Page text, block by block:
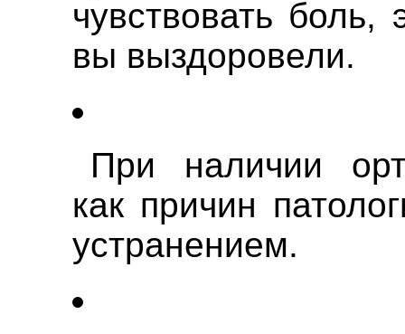
чувствовать боль,
вы выздоровели.
При наличии
как причин
устранением.